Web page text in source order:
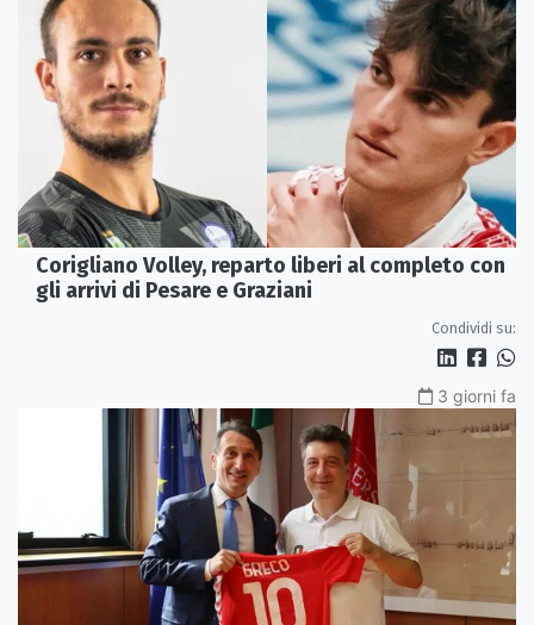
Corigliano Volley, reparto liberi al completo con
gli arrivi di Pesare e Graziani
Condividi su:
3 giorni fa